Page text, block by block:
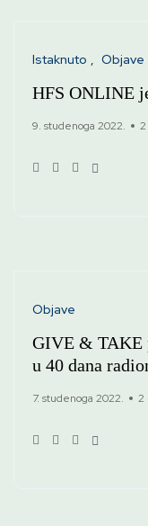
Istaknuto Objave
HFS ONLINE
9. studenoga 2022.
Objave
GIVE & TAKE
u 40 dana
7. studenoga 2022. 2